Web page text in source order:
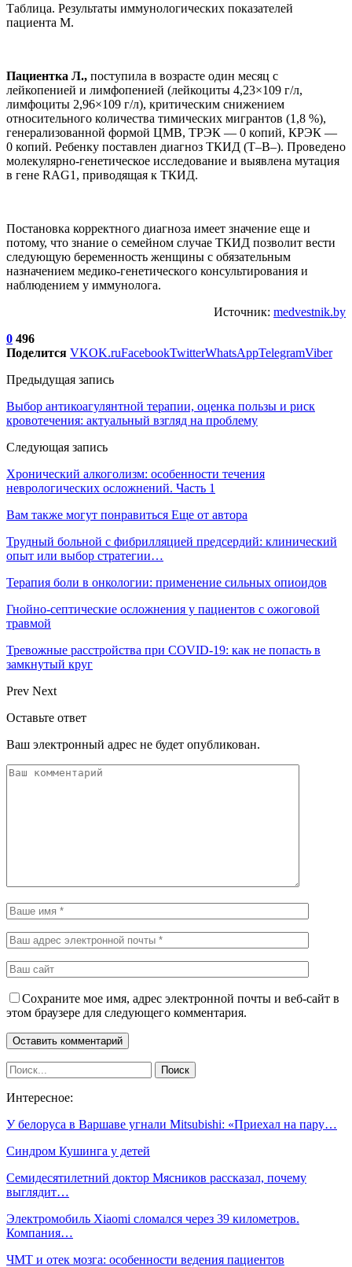
Таблица. Результаты иммунологических показателей
пациента М.
Пациентка Л., поступила в возрасте один месяц с
лейкопенией и лимфопенией (лейкоциты 4,23×109 г/л,
лимфоциты 2,96×109 г/л), критическим снижением
относительного количества тимических мигрантов (1,8 %),
генерализованной формой ЦМВ, ТРЭК — 0 копий, КРЭК —
0 копий. Ребенку поставлен диагноз ТКИД (Т–В–). Проведено
молекулярно-генетическое исследование и выявлена мутация
в гене RAG1, приводящая к ТКИД.
Постановка корректного диагноза имеет значение еще и
потому, что знание о семейном случае ТКИД позволит вести
следующую беременность женщины с обязательным
назначением медико-генетического консультирования и
наблюдением у иммунолога.
Источник: medvestnik.by
0 496
Поделится VKOK.ruFacebookTwitterWhatsAppTelegramViber
Предыдущая запись
Выбор антикоагулянтной терапии, оценка пользы и риск
кровотечения: актуальный взгляд на проблему
Следующая запись
Хронический алкоголизм: особенности течения
неврологических осложнений. Часть 1
Вам также могут понравиться Еще от автора
Трудный больной с фибрилляцией предсердий: клинический
опыт или выбор стратегии…
Терапия боли в онкологии: применение сильных опиоидов
Гнойно-септические осложнения у пациентов с ожоговой
травмой
Тревожные расстройства при COVID-19: как не попасть в
замкнутый круг
Prev Next
Оставьте ответ
Ваш электронный адрес не будет опубликован.
Сохраните мое имя, адрес электронной почты и веб-сайт в
этом браузере для следующего комментария.
Интересное:
У белоруса в Варшаве угнали Mitsubishi: «Приехал на пару…
Синдром Кушинга у детей
Семидесятилетний доктор Мясников рассказал, почему
выглядит…
Электромобиль Xiaomi сломался через 39 километров.
Компания…
ЧМТ и отек мозга: особенности ведения пациентов